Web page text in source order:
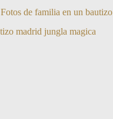
Fotos de familia en un bautizo